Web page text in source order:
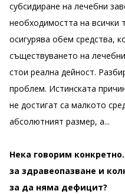
субсидиране на лечебни
необходимостта на всички
осигурява обем средства,
съществуването на
стои реална дейност.
проблем. Истинската
не достигат са малкото
абсолютният размер, а...
Нека говорим
за здравеопазване и
за да няма дефицит?